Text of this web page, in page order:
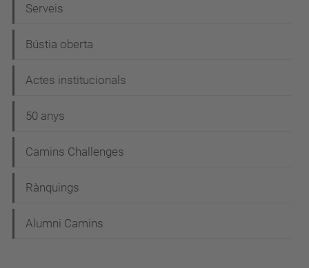
Serveis
Bústia oberta
Actes institucionals
50 anys
Camins Challenges
Rànquings
Alumni Camins